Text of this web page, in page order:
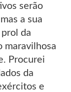
serão
a sua
da
maravilhosa
Procurei
da
e